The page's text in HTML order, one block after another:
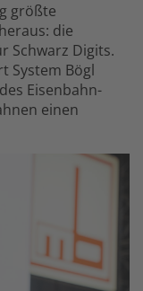
größte
die
Schwarz Digits.
System Bögl
Eisenbahn-
einen